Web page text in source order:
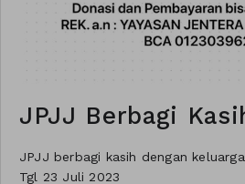
JPJJ Berbagi
JPJJ berbagi kasih dengan
Tgl 23 Juli 2023